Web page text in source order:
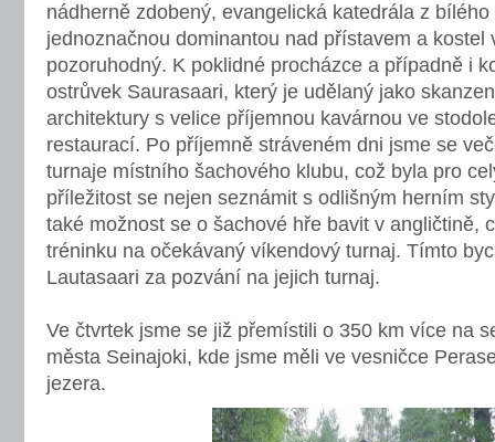
nádherně zdobený, evangelická katedrála z
jednoznačnou dominantou nad přístavem a kostel
pozoruhodný. K poklidné procházce a případně i
ostrůvek Saurasaari, který je udělaný jako
architektury s velice příjemnou kavárnou ve
restaurací. Po příjemně stráveném dni jsme se
turnaje místního šachového klubu, což byla pro
příležitost se nejen seznámit s odlišným herním
také možnost se o šachové hře bavit v angličtině,
tréninku na očekávaný víkendový turnaj. Tímto
Lautasaari za pozvání na jejich turnaj.
Ve čtvrtek jsme se již přemístili o 350 km více na
města Seinajoki, kde jsme měli ve vesničce
jezera.